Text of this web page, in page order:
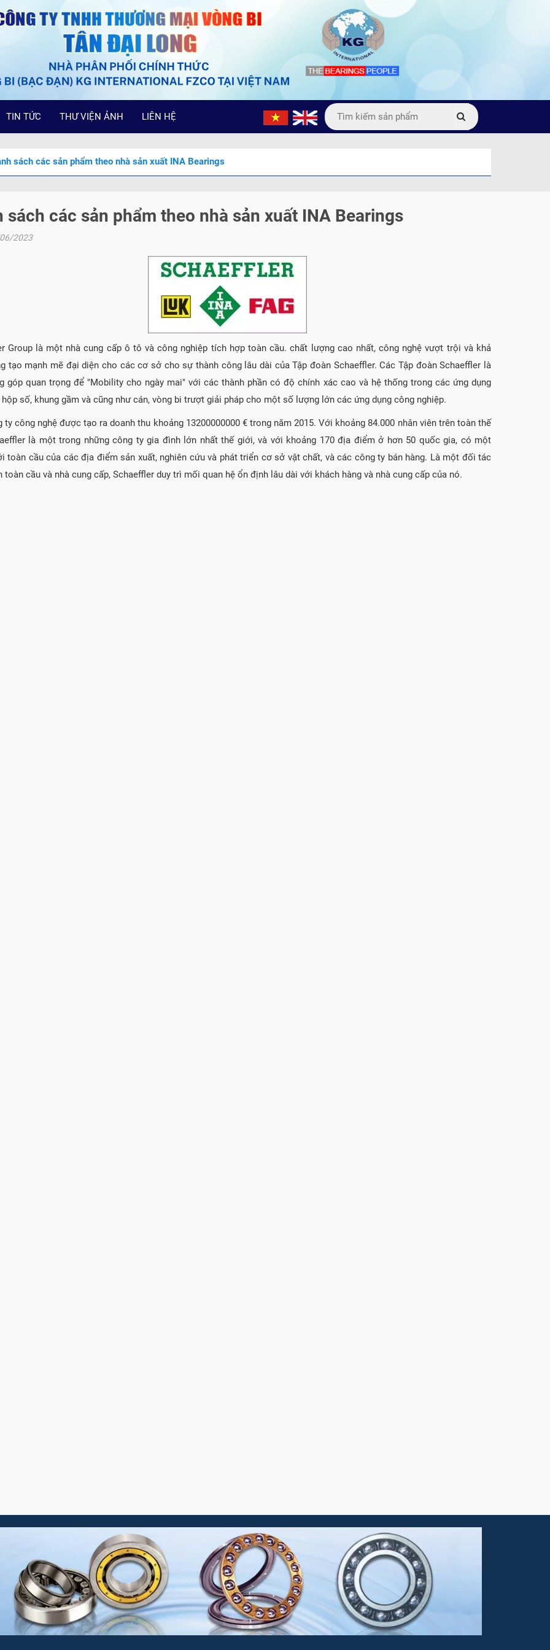
TIN TỨC THƯ VIỆN ẢNH LIÊN HỆ
sách các sản phẩm theo nhà sản xuất INA Bearings
sách các sản phẩm theo nhà sản xuất INA Bearings
2023
Group là một nhà cung cấp ô tô và công nghiệp tích hợp toàn cầu. chất lượng cao nhất, công nghệ vượt trội và khả
tạo mạnh mẽ đại diện cho các cơ sở cho sự thành công lâu dài của Tập đoàn Schaeffler. Các Tập đoàn Schaeffler là
góp quan trọng để "Mobility cho ngày mai" với các thành phần có độ chính xác cao và hệ thống trong các ứng dụng
số, khung gầm và cũng như cán, vòng bi trượt giải pháp cho một số lượng lớn các ứng dụng công nghiệp.
ty công nghệ được tạo ra doanh thu khoảng 13200000000 € trong năm 2015. Với khoảng 84.000 nhân viên trên toàn thế
là một trong những công ty gia đình lớn nhất thế giới, và với khoảng 170 địa điểm ở hơn 50 quốc gia, có một
toàn cầu của các địa điểm sản xuất, nghiên cứu và phát triển cơ sở vật chất, và các công ty bán hàng. Là một đối tác
toàn cầu và nhà cung cấp, Schaeffler duy trì mối quan hệ ổn định lâu dài với khách hàng và nhà cung cấp của nó.